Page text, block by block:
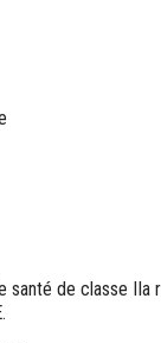
santé de classe IIa